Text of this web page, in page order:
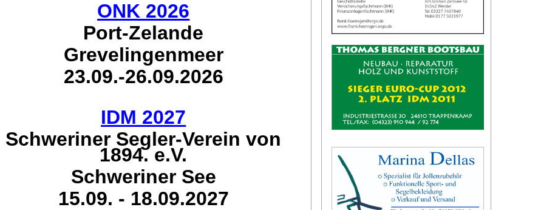
ONK 2026
Port-Zelande
Grevelingenmeer
23.09.-26.09.2026
IDM 2027
Schweriner Segler-Verein von
1894. e.V.
Schweriner See
15.09. - 18.09.2027